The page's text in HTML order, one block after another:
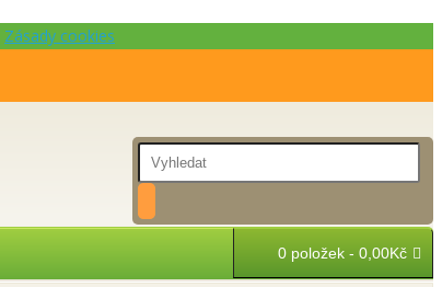
Zásady cookies
0 položek - 0,00Kč